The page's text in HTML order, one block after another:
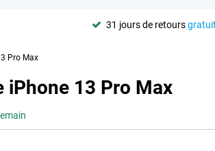
31 jours de retours
Pro Max
iPhone 13 Pro Max